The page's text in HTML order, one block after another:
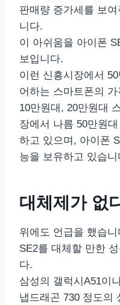
판매량 증가세를 보
니다.
이 아쉬움을 아이폰
보입니다.
이런 신흥시장에서
어하는 스마트폰의
10만원대, 20만원대
장에서 나름 50만원
하고 있으며, 아이폰
능을 보유하고 있습니
대체제가 없
위에도 언급을 했습
SE2를 대체할 만한
다.
삼성의 갤럭시A51이
냅드래곤 730 정도의